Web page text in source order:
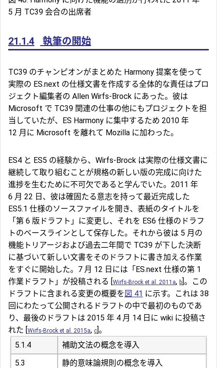
5 月 TC39 会合の出席者
21.1.4 執筆の開始
TC39 のチャンピオンがまとめた Harmony 提案を使って
実際の ES.next の仕様文書を作成する全体的な責任はプロ
ジェクト編集者の Allen Wirfs-Brock にあった。彼は
Microsoft で TC39 関連の仕事の他にもプロジェクトを担
当していたが、ES Harmony に集中するため 2010 年
12 月に Microsoft を離れて Mozilla に加わった。
ES4 と ES5 の経験から、Wirfs-Brock は実際の仕様文書に
継続して取り組むことが規格の新しい版の完成に向けた
進捗を生むために不可欠であると学んでいた。2011 年
6 月 22 日、彼は確固たる意志を持って最近完成した
ES5.1 仕様のソースファイルを開き、表紙のタイトルを
「第 6 版ドラフト」に変更し、それを ES6 仕様のドラフ
トのベースラインとして保存した。それから彼は 5 月の
機能トリアージおよび過去二年間で TC39 が下した決断
に基づいて新しい文書をそのドラフトに書き加える作業
をすぐに開始した。7 月 12 日には「ES.next 仕様の第 1
作業ドラフト」が投稿される [Wirfs-Brock et al. 2011a, b]。この
ドラフトに含まれる変更の概要を 図 41 に示す。これは 38
回にわたって公開されるドラフトの中で最初のものであ
り、最後のドラフトは 2015 年 4 月 14 日に wiki に投稿さ
れた [Wirfs-Brock et al. 2015a, c]。
5.1.4
補助文法の概念を導入
5.3
静的意味論規則の概念を導入